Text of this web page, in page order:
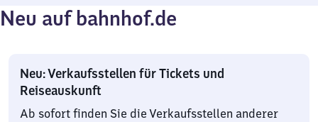
Neu auf bahnhof.de
Neu: Verkaufsstellen für Tickets und
Reiseauskunft
Ab sofort finden Sie die Verkaufsstellen anderer